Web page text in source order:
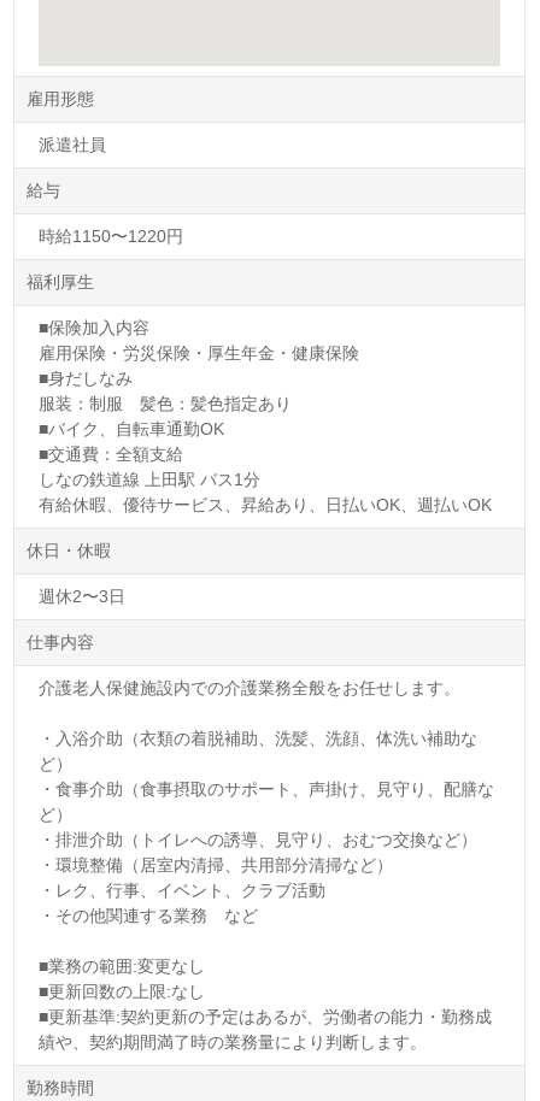
雇用形態
派遣社員
給与
時給1150〜1220円
福利厚生
■保険加入内容
雇用保険・労災保険・厚生年金・健康保険
■身だしなみ
服装：制服 髪色：髪色指定あり
■バイク、自転車通勤OK
■交通費：全額支給
しなの鉄道線 上田駅 バス1分
有給休暇、優待サービス、昇給あり、日払いOK、週払いOK
休日・休暇
週休2〜3日
仕事内容
介護老人保健施設内での介護業務全般をお任せします。
・入浴介助（衣類の着脱補助、洗髪、洗顔、体洗い補助な
ど）
・食事介助（食事摂取のサポート、声掛け、見守り、配膳な
ど）
・排泄介助（トイレへの誘導、見守り、おむつ交換など）
・環境整備（居室内清掃、共用部分清掃など）
・レク、行事、イベント、クラブ活動
・その他関連する業務 など
■業務の範囲:変更なし
■更新回数の上限:なし
■更新基準:契約更新の予定はあるが、労働者の能力・勤務成
績や、契約期間満了時の業務量により判断します。
勤務時間